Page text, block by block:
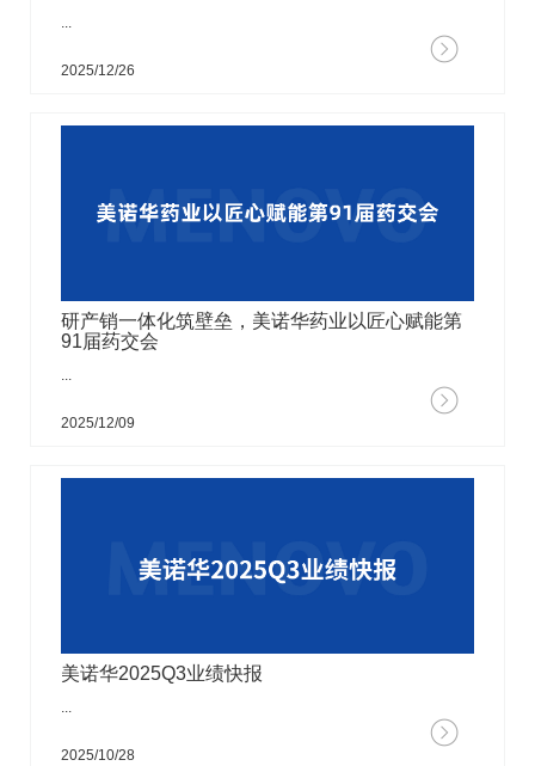
2025/12/26
研产销一体化筑壁垒，美诺华药业以匠心赋能第
91届药交会
...
2025/12/09
美诺华2025Q3业绩快报
...
2025/10/28